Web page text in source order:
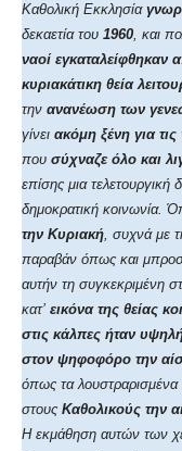
Καθολική Εκκλησία
δεκαετία του 1960, και
ναοί εγκαταλείφθηκαν
κυριακάτικη θεία
την ανανέωση των
γίνει ακόμη ξένη για
που σύχναζε όλο και
επίσης μια
δημοκρατική κοινωνία.
την Κυριακή, συχνά με
παραβάν όπως και
αυτήν τη συγκεκριμένη
κατ’ εικόνα της θείας
στις κάλπες ήταν
στον ψηφοφόρο την
όπως τα λουστραρισμένα
στους Καθολικούς την
Η εκμάθηση αυτών των